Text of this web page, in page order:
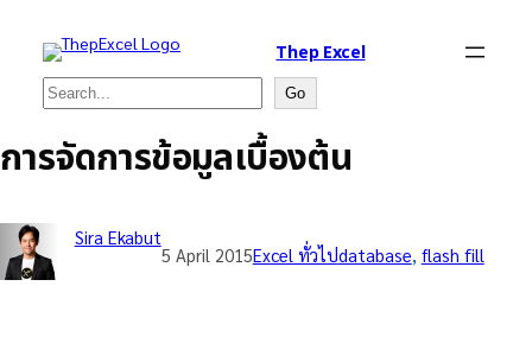
Thep Excel
Search Go
การจัดการข้อมูลเบื้องต้น
Sira Ekabut
5 April 2015Excel ทั่วไปdatabase flash fill